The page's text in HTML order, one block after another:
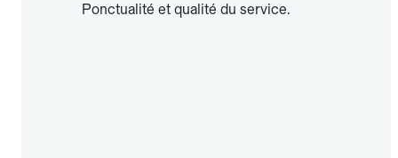
Ponctualité et qualité du service.